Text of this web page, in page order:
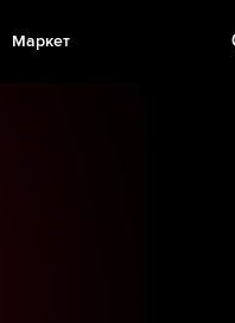
Маркет